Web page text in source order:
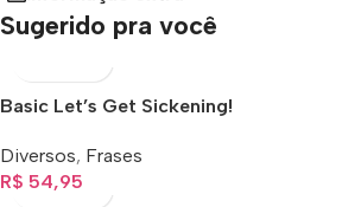
Sugerido pra você
Basic Let’s Get Sickening!
Diversos, Frases
R$ 54,95